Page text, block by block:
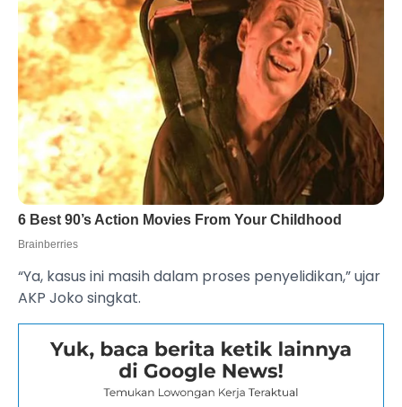
“Ya, kasus ini masih dalam proses penyelidikan,” ujar
AKP Joko singkat.